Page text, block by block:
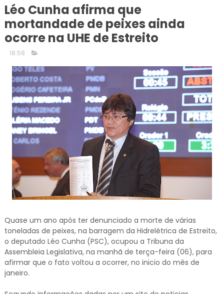
Léo Cunha afirma que
mortandade de peixes ainda
ocorre na UHE de Estreito
18:58
Quase um ano após ter denunciado a morte de várias
toneladas de peixes, na barragem da Hidrelétrica de Estreito,
o deputado Léo Cunha (PSC), ocupou a Tribuna da
Assembleia Legislativa, na manhã de terça-feira (06), para
afirmar que o fato voltou a ocorrer, no inicio do mês de
janeiro.